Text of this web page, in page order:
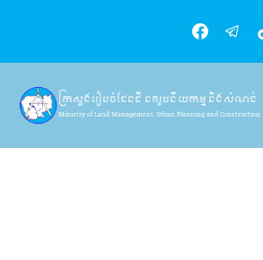
content
ក្រសួងរៀបចំដែនដី នគរូបនីយកម្ម និងសំណង់
Ministry of Land Management, Urban Planning and Construction